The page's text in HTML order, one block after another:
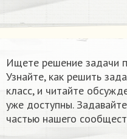
Ищете решение задачи
Узнайте, как решить
класс, и читайте
уже доступны.
частью нашего